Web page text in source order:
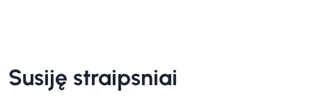
Susiję straipsniai